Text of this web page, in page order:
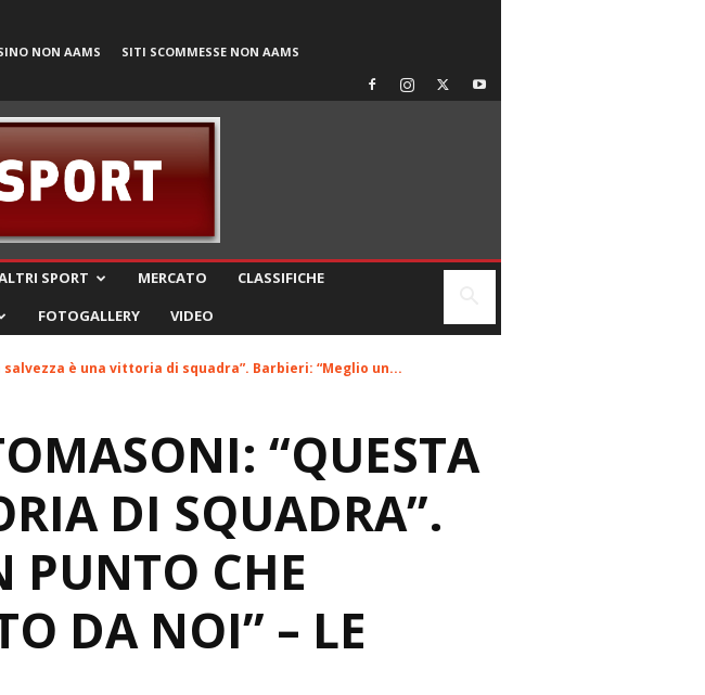
NON AAMS SITI SCOMMESSE NON AAMS
SPORT MERCATO
CLASSIFICHE
FOTOGALLERY VIDEO
è una vittoria di squadra”. Barbieri: “Meglio un...
“QUESTA
DI SQUADRA”.
PUNTO CHE
DA NOI” – LE